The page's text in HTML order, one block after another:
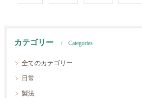
カテゴリー Categories
全てのカテゴリー
日常
製法